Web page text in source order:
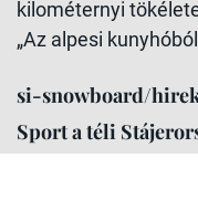
kilométernyi
„Az alpesi
si-snowboard/
Sport a téli